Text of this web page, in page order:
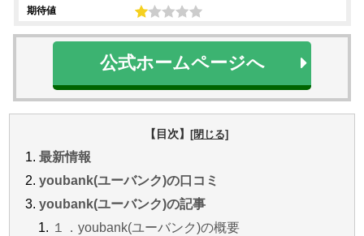
期待値
公式ホームページへ
【目次】
最新情報
youbank(ユーバンク)の口コミ
youbank(ユーバンク)の記事
１．youbank(ユーバンク)の概要